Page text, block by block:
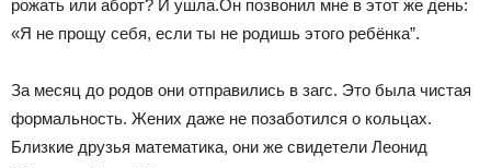
рожать или аборт? И ушла.Он позвонил мне в этот же день:
«Я не прощу себя, если ты не родишь этого ребёнка”.
За месяц до родов они отправились в загс. Это была чистая
формальность. Жених даже не позаботился о кольцах.
Близкие друзья математика, они же свидетели Леонид